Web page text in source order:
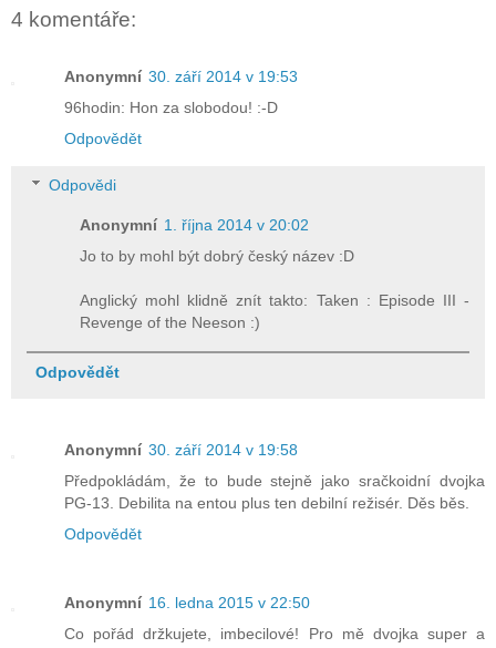
4 komentáře:
Anonymní 30. září 2014 v 19:53
96hodin: Hon za slobodou! :-D
Odpovědět
Odpovědi
Anonymní 1. října 2014 v 20:02
Jo to by mohl být dobrý český název :D
Anglický mohl klidně znít takto: Taken : Episode III -
Revenge of the Neeson :)
Odpovědět
Anonymní 30. září 2014 v 19:58
Předpokládám, že to bude stejně jako sračkoidní dvojka
PG-13. Debilita na entou plus ten debilní režisér. Děs běs.
Odpovědět
Anonymní 16. ledna 2015 v 22:50
Co pořád držkujete, imbecilové! Pro mě dvojka super a